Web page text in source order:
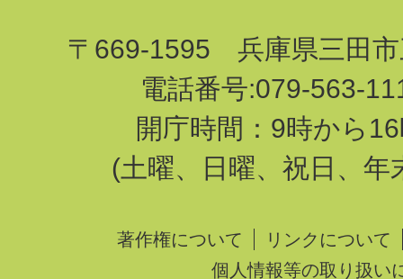
〒669-1595 兵庫県三田市
電話番号:079-563-
開庁時間：9時から
(土曜、日曜、祝日、年
著作権について
リンクについて
個人情報等の取り扱い